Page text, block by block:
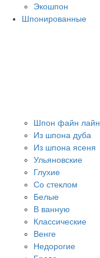
Экошпон
Шпонированные
Шпон файн лайн
Из шпона дуба
Из шпона ясеня
Ульяновские
Глухие
Со стеклом
Белые
В ванную
Классические
Венге
Недорогие